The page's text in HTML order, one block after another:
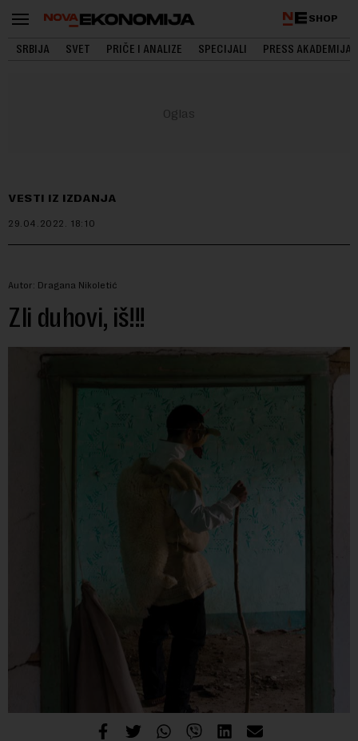
SHOP
SRBIJA SVET PRIČE I ANALIZE SPECIJALI PRESS AKADEMIJA
VESTI IZ IZDANJA
29.04.2022. 18:10
Autor: Dragana Nikoletić
Zli duhovi, iš!!!